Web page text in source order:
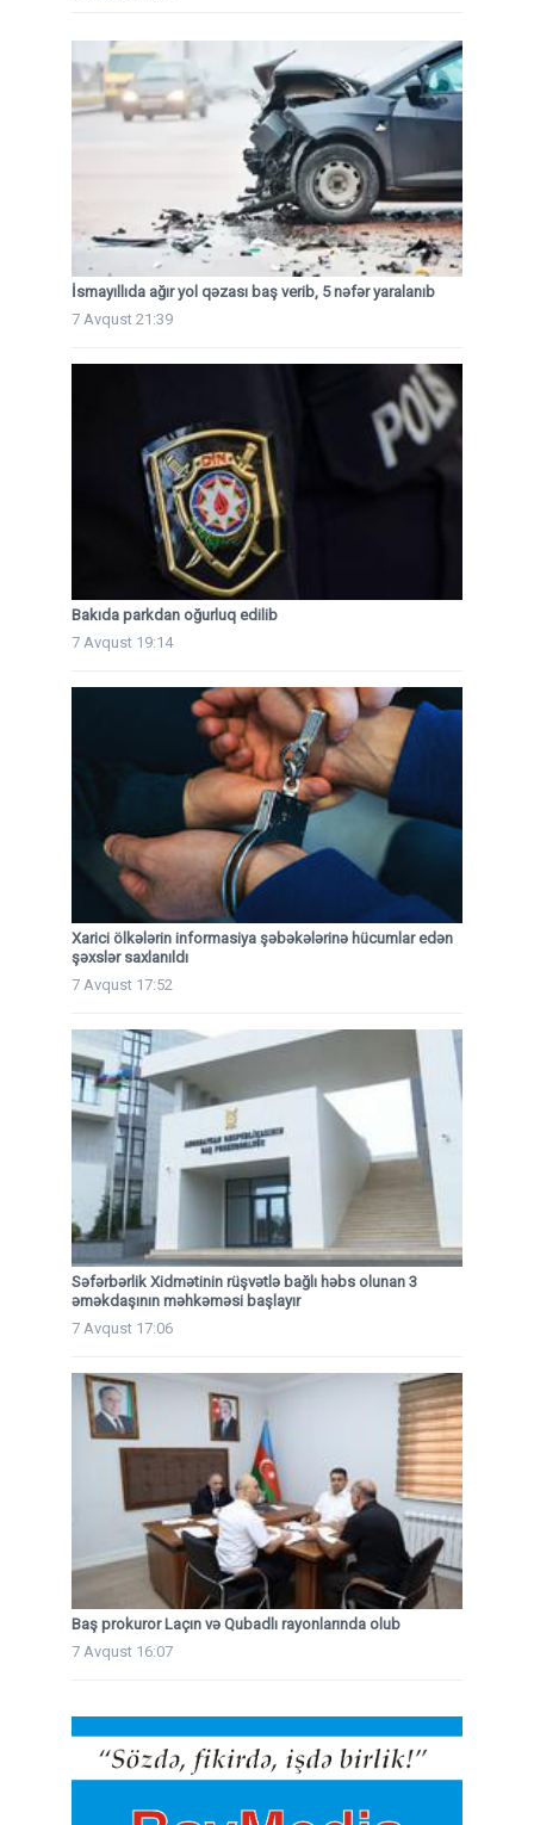
İsmayıllıda ağır yol qəzası baş verib, 5 nəfər yaralanıb
7 Avqust 21:39
Bakıda parkdan oğurluq edilib
7 Avqust 19:14
Xarici ölkələrin informasiya şəbəkələrinə hücumlar edən
şəxslər saxlanıldı
7 Avqust 17:52
Səfərbərlik Xidmətinin rüşvətlə bağlı həbs olunan 3
əməkdaşının məhkəməsi başlayır
7 Avqust 17:06
Baş prokuror Laçın və Qubadlı rayonlarında olub
7 Avqust 16:07